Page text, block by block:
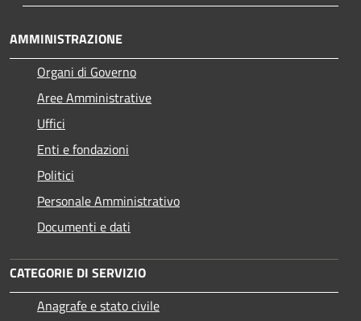
AMMINISTRAZIONE
Organi di Governo
Aree Amministrative
Uffici
Enti e fondazioni
Politici
Personale Amministrativo
Documenti e dati
CATEGORIE DI SERVIZIO
Anagrafe e stato civile